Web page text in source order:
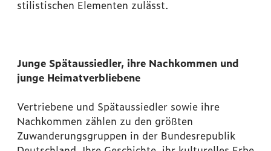
stilistischen Elementen zulässt.
Junge Spätaussiedler, ihre Nachkommen und
junge Heimatverbliebene
Vertriebene und Spätaussiedler sowie ihre
Nachkommen zählen zu den größten
Zuwanderungsgruppen in der Bundesrepublik